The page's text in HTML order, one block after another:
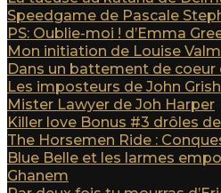
Speedgame de Pascale
PS: Oublie-moi ! d’Emma
Mon initiation de Louise
Dans un battement de coeur
Les imposteurs de John
Mister Lawyer de Joh Harper
Killer love Bonus #3 drôles
The Horsemen Ride :
Blue Belle et les larmes
Ghanem